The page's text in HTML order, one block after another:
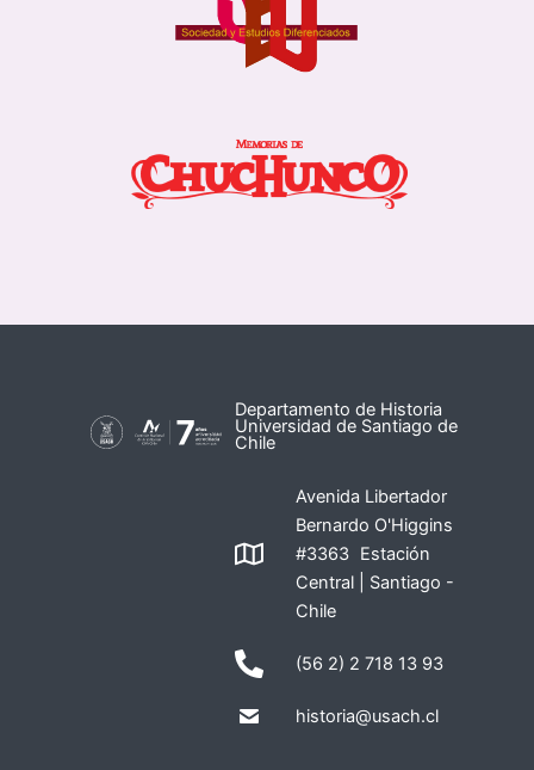
Departamento de Historia
Universidad de Santiago de
Chile
Avenida Libertador
Bernardo O'Higgins
#3363 Estación
Central | Santiago -
Chile
(56 2) 2 718 13 93
historia@usach.cl